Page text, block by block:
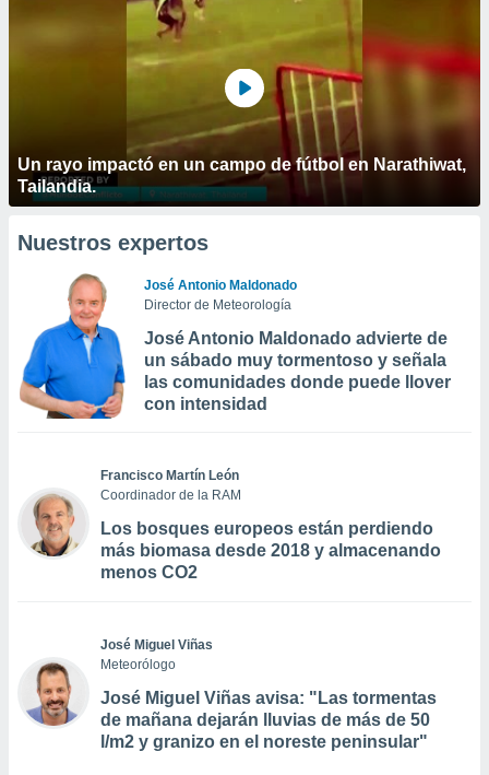
Un rayo impactó en un campo de fútbol en Narathiwat,
Tailandia.
Nuestros expertos
José Antonio Maldonado
Director de Meteorología
José Antonio Maldonado advierte de
un sábado muy tormentoso y señala
las comunidades donde puede llover
con intensidad
Francisco Martín León
Coordinador de la RAM
Los bosques europeos están perdiendo
más biomasa desde 2018 y almacenando
menos CO2
José Miguel Viñas
Meteorólogo
José Miguel Viñas avisa: "Las tormentas
de mañana dejarán lluvias de más de 50
l/m2 y granizo en el noreste peninsular"